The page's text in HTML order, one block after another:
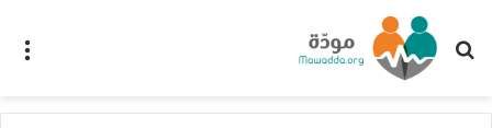
بحث عن